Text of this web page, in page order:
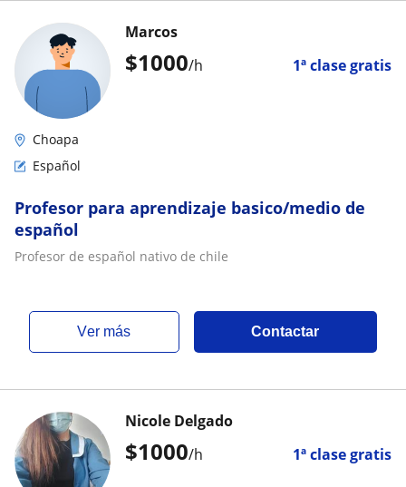
$1000/h 1ª clase gratis
Marcos
Choapa
Español
Profesor para aprendizaje basico/medio de
español
Profesor de español nativo de chile
ver más Contactar
$1000/h 1ª clase gratis
Nicole Delgado